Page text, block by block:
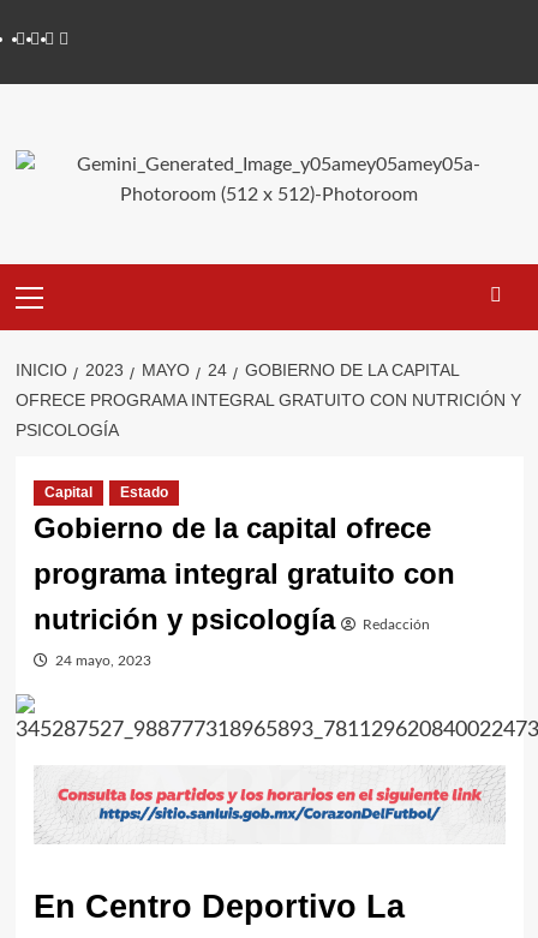
alYoutube
Vimeo
Facebook
Twitter
Menu
INICIO 2023 MAYO 24
GOBIERNO DE LA CAPITAL
OFRECE PROGRAMA INTEGRAL GRATUITO CON NUTRICIÓN Y
PSICOLOGÍA
Capital Estado
Gobierno de la capital ofrece
programa integral gratuito con
nutrición y psicología
Redacción
24 mayo, 2023
En Centro Deportivo La